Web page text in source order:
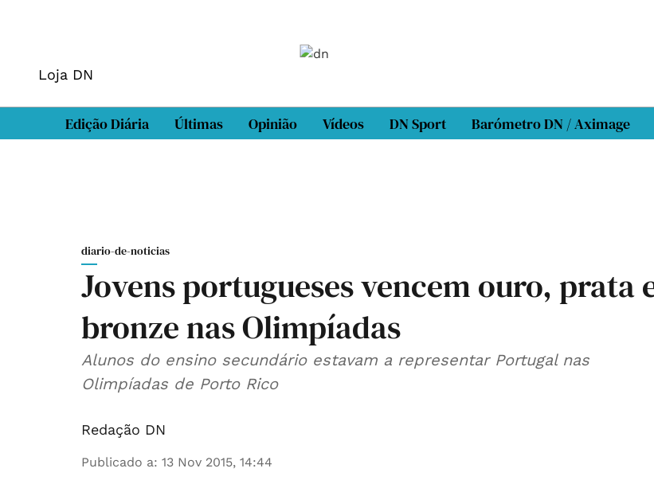
Loja DN
Edição Diária Últimas Opinião Vídeos DN Sport Barómetro DN / Aximage
diario-de-noticias
Jovens portugueses vencem ouro, prata
bronze nas Olimpíadas
Alunos do ensino secundário estavam a representar Portugal nas
Olimpíadas de Porto Rico
Redação DN
Publicado a: 13 Nov 2015, 14:44